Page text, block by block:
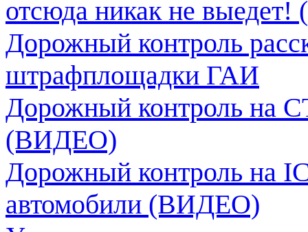
отсюда никак не
Дорожный контроль
штрафплощадки ГАИ
Дорожный контроль на
(ВИДЕО)
Дорожный контроль на
автомобили (ВИДЕО)